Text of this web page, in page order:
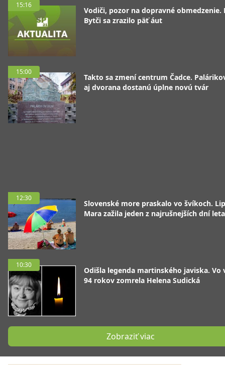
15:16
Vodiči, pozor na dopravné obmedzenie.
Bytči sa zrazilo päť áut
15:00
Takto sa zmení centrum Čadce.
aj dvorana dostanú úplne novú tvár
12:30
Slovenské more praskalo vo švíkoch.
Mara zažila jeden z najrušnejších dní leta
10:30
Odišla legenda martinského javiska. Vo
94 rokov zomrela Helena Sudická
Zobraziť viac